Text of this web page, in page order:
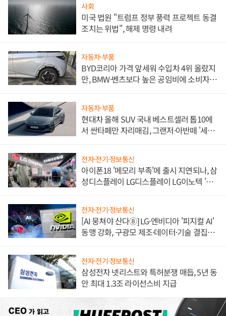
사회
미국 법원 "트럼프 정부 풍력 프로젝트 동결
조치는 위법", 해제 명령 내려
자동차·부품
BYD코리아 가격 앞세워 수입차 4위 올랐지
만, BMW·벤츠보다 높은 공임비에 소비자
자동차·부품
현대차 올해 SUV 국내 베스트셀러 톱10에
서 싼타페만 자리매김, 그랜저·아반떼 '세단
전자·전기·정보통신
아이폰18 '메모리 부족'에 출시 지연되나, 삼
성디스플레이 LG디스플레이 LG이노텍 '탈
전자·전기·정보통신
[AI 뭉쳐야 산다⑧] LG·엔비디아 '피지컬 AI'
동맹 강화, 구광모 제조·데이터·기술 결집
전자·전기·정보통신
삼성전자 넷리스트와 특허분쟁 매듭, 5년 동
안 최대 1.3조 라이선스비 지급